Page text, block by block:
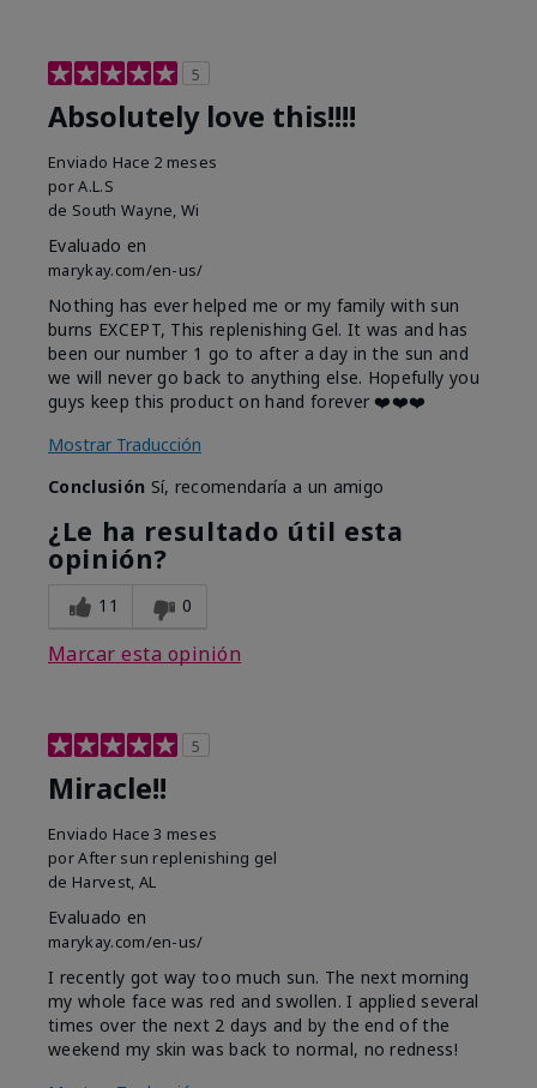
5
Absolutely love this!!!!
Enviado Hace 2 meses
porA.L.S
de South Wayne, Wi
Evaluado en
marykay.com/en-us/
Nothing has ever helped me or my family with sun
burns EXCEPT, This replenishing Gel. It was and has
been our number 1 go to after a day in the sun and
we will never go back to anything else. Hopefully you
guys keep this product on hand forever ❤️❤️❤️
Mostrar Traducción
Conclusión Sí, recomendaría a un amigo
¿Le ha resultado útil esta
opinión?
11 0
Marcar esta opinión
5
Miracle!!
Enviado Hace 3 meses
porAfter sun replenishing gel
de Harvest, AL
Evaluado en
marykay.com/en-us/
I recently got way too much sun. The next morning
my whole face was red and swollen. I applied several
times over the next 2 days and by the end of the
weekend my skin was back to normal, no redness!